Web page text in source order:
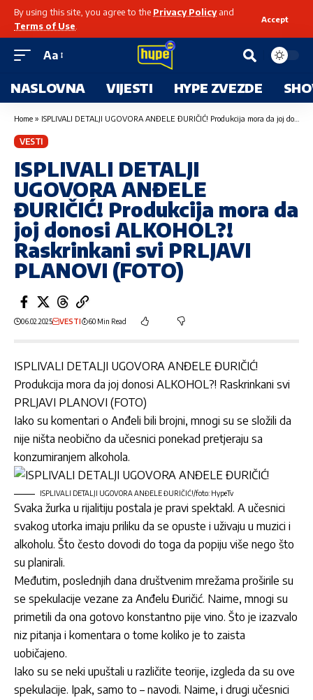
By using this site, you agree to the Privacy Policyand
Terms of Use
Accept
Aa
NASLOVNA VIJESTI HYPE ZVEZDE
Home » ISPLIVALI DETALJI UGOVORA ANĐELE ĐURIČIĆ! Produkcija mora da joj donosi ALKOHOL?! Raskrinkani svi PRLJAVI PLANOVI (FOTO)
VESTI
ISPLIVALI DETALJI
UGOVORA ANĐELE
ĐURIČIĆ! Produkcija mora da
joj donosi ALKOHOL?!
Raskrinkani svi PRLJAVI
PLANOVI (FOTO)
06.02.2025 VESTI 60 Min Read
ISPLIVALI DETALJI UGOVORA ANĐELE ĐURIČIĆ!
Produkcija mora da joj donosi ALKOHOL?! Raskrinkani svi
PRLJAVI PLANOVI (FOTO)
Iako su komentari o Anđeli bili brojni, mnogi su se složili da
nije ništa neobično da učesnici ponekad pretjeraju sa
konzumiranjem alkohola.
ISPLIVALI DETALJI UGOVORA ANĐELE ĐURIČIĆ!/foto: HypeTv
Svaka žurka u rijalitiju postala je pravi spektakl. A učesnici
svakog utorka imaju priliku da se opuste i uživaju u muzici i
alkoholu. Što često dovodi do toga da popiju više nego što
su planirali.
Međutim, poslednjih dana društvenim mrežama proširile su
se spekulacije vezane za Anđelu Đuričić. Naime, mnogi su
primetili da ona gotovo konstantno pije vino. Što je izazvalo
niz pitanja i komentara o tome koliko je to zaista
uobičajeno.
Iako su se neki upuštali u različite teorije, izgleda da su ove
spekulacije. Ipak, samo to – navodi. Naime, i drugi učesnici